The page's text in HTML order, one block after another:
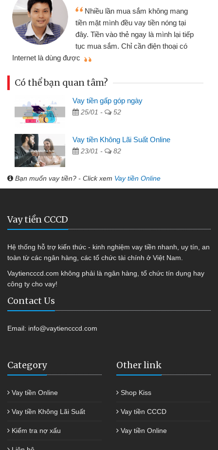
Tôi kinh doanh buôn bán nhỏ lẻ
nhiều lúc cần vốn nhập hàng, nhờ biết
đến website qua bạn bè giới thiệu tôi
đã giải quyết được công việc của
Có thể bạn quan tâm?
Vay tiền gấp góp ngày
25/01 - 52
Vay tiền Không Lãi Suất Online
23/01 - 82
Bạn muốn vay tiền? - Click xem Vay tiền Online
Vay tiền CCCD
Hệ thống hỗ trợ kiến thức - kinh nghiệm vay tiền nhanh, uy tín, an
toàn từ các ngân hàng, các tổ chức tài chính ở Việt Nam.
Vaytiencccd.com không phải là ngân hàng, tổ chức tín dụng hay
công ty cho vay!
Contact Us
Email: info@vaytiencccd.com
Category
Vay tiền Online
Vay tiền Không Lãi Suất
Kiểm tra nợ xấu
Other link
Shop Kiss
Vay tiền CCCD
Vay tiền Online